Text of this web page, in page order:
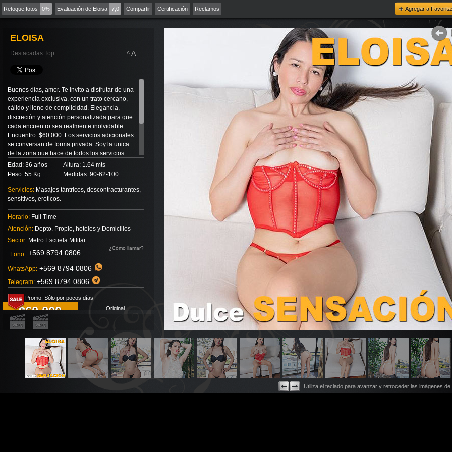
Retoque fotos 0% Evaluación de Eloisa 7,0 Compartir Certificación Reclamos Agregar a
ELOISA
Destacadas Top A
A
Buenos días, amor. Te invito a disfrutar de una
experiencia exclusiva, con un trato cercano,
cálido y lleno de complicidad. Elegancia,
discreción y atención personalizada para que
cada encuentro sea realmente inolvidable.
Encuentro: $60.000. Los servicios adicionales
se conversan de forma privada. Soy la unica
de la zona que hace de todos los servicios
adicionales. Masajes de relajación con final
feliz: $60.000. Me encuentro a pasos del Metro
Escuela Militar. Disponible 24/7, siempre con
la mejor atención. También atiendo en inglés. I
speak English, babe.
Edad: 36 años
Altura: 1.64 mts
Peso: 55 Kg.
Medidas: 90-62-100
Servicios: Masajes tántricos, descontracturantes,
sensitivos, eroticos.
Horario: Full Time
Atención: Depto. Propio, hoteles y Domicilios
Sector: Metro Escuela Militar
Fono: +569 8794 0806
¿Cómo llamar?
WhatsApp: +569 8794 0806
Telegram: +569 8794 0806
Promo: Sólo por pocos días
$60.000 Original
No olvides mencionar que me viste en RelaxChile
Utiliza el teclado para avanzar y retroceder las imágenes de